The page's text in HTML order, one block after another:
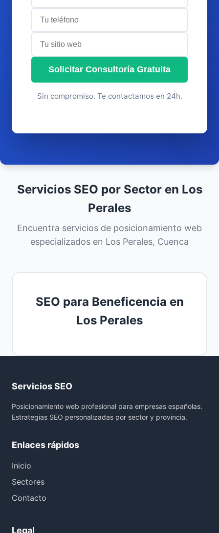
Solicitar Consultoría Gratuita
Sin compromiso. Te contactamos en 24h.
Servicios SEO por Sector en Los
Perales
Encuentra servicios de posicionamiento web
especializados en Los Perales, Cuenca
SEO para Beneficencia en
Los Perales
Servicios SEO
Posicionamiento web profesional para empresas españolas.
Estrategias SEO personalizadas por sector y provincia.
Enlaces rápidos
Inicio
Sectores
Contacto
Legal